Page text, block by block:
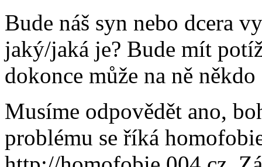
Bude náš syn nebo dcera
jaký/jaká je? Bude mít
dokonce může na ně
Musíme odpovědět ano,
problému se říká